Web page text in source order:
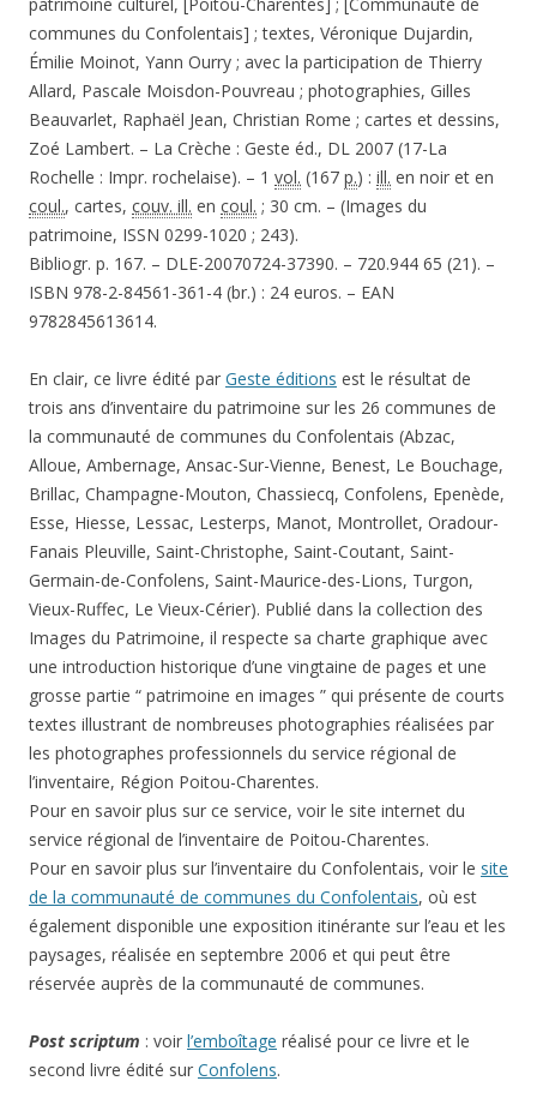
communes du Confolentais] ; textes, Véronique Dujardin,
Émilie Moinot, Yann Ourry ; avec la participation de Thierry
Allard, Pascale Moisdon-Pouvreau ; photographies, Gilles
Beauvarlet, Raphaël Jean, Christian Rome ; cartes et dessins,
Zoé Lambert. – La Crèche : Geste éd., DL 2007 (17-La
Rochelle : Impr. rochelaise). – 1 vol. (167 p.) : ill. en noir et en
coul., cartes, couv. ill. en coul. ; 30 cm. – (Images du
patrimoine, ISSN 0299-1020 ; 243).
Bibliogr. p. 167. – DLE-20070724-37390. – 720.944 65 (21). –
ISBN 978-2-84561-361-4 (br.) : 24 euros. – EAN
9782845613614.
En clair, ce livre édité par Geste éditions est le résultat de
trois ans d’inventaire du patrimoine sur les 26 communes de
la communauté de communes du Confolentais (Abzac,
Alloue, Ambernage, Ansac-Sur-Vienne, Benest, Le Bouchage,
Brillac, Champagne-Mouton, Chassiecq, Confolens, Epenède,
Esse, Hiesse, Lessac, Lesterps, Manot, Montrollet, Oradour-
Fanais Pleuville, Saint-Christophe, Saint-Coutant, Saint-
Germain-de-Confolens, Saint-Maurice-des-Lions, Turgon,
Vieux-Ruffec, Le Vieux-Cérier). Publié dans la collection des
Images du Patrimoine, il respecte sa charte graphique avec
une introduction historique d’une vingtaine de pages et une
grosse partie “ patrimoine en images ” qui présente de courts
textes illustrant de nombreuses photographies réalisées par
les photographes professionnels du service régional de
l’inventaire, Région Poitou-Charentes.
Pour en savoir plus sur ce service, voir le site internet du
service régional de l’inventaire de Poitou-Charentes.
Pour en savoir plus sur l’inventaire du Confolentais, voir le site
de la communauté de communes du Confolentais, où est
également disponible une exposition itinérante sur l’eau et les
paysages, réalisée en septembre 2006 et qui peut être
réservée auprès de la communauté de communes.
Post scriptum : voir l’emboîtage réalisé pour ce livre et le
second livre édité sur Confolens.